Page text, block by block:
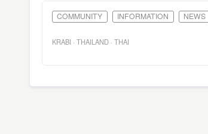
COMMUNITY INFORMATION NEWS
KRABI · THAILAND · THAI